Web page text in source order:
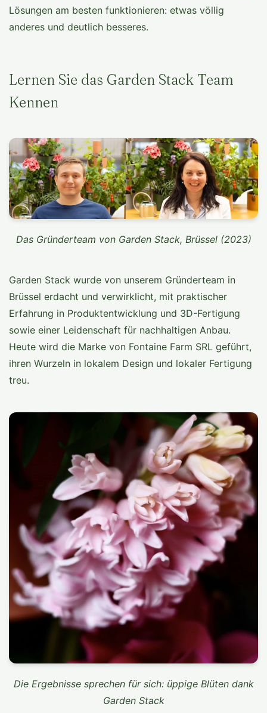
Lösungen am besten funktionieren: etwas völlig
anderes und deutlich besseres.
Lernen Sie das Garden Stack Team
Kennen
Das Gründerteam von Garden Stack, Brüssel (2023)
Garden Stack wurde von unserem Gründerteam in
Brüssel erdacht und verwirklicht, mit praktischer
Erfahrung in Produktentwicklung und 3D-Fertigung
sowie einer Leidenschaft für nachhaltigen Anbau.
Heute wird die Marke von Fontaine Farm SRL geführt,
ihren Wurzeln in lokalem Design und lokaler Fertigung
treu.
Die Ergebnisse sprechen für sich: üppige Blüten dank
Garden Stack